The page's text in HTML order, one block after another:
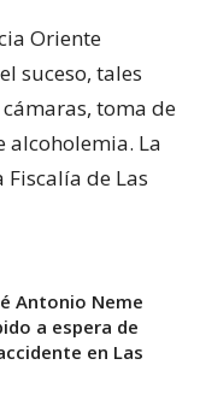
Oriente
suceso, tales
toma de
alcoholemia. La
de Las
Antonio Neme
a espera de
en Las